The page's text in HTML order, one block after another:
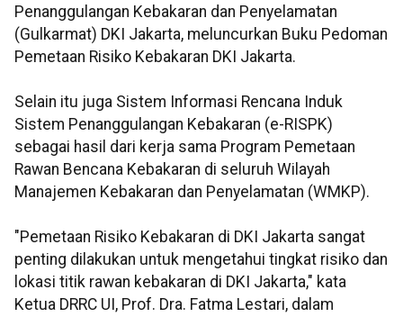
Penanggulangan Kebakaran dan Penyelamatan
(Gulkarmat) DKI Jakarta, meluncurkan Buku Pedoman
Pemetaan Risiko Kebakaran DKI Jakarta.
Selain itu juga Sistem Informasi Rencana Induk
Sistem Penanggulangan Kebakaran (e-RISPK)
sebagai hasil dari kerja sama Program Pemetaan
Rawan Bencana Kebakaran di seluruh Wilayah
Manajemen Kebakaran dan Penyelamatan (WMKP).
"Pemetaan Risiko Kebakaran di DKI Jakarta sangat
penting dilakukan untuk mengetahui tingkat risiko dan
lokasi titik rawan kebakaran di DKI Jakarta," kata
Ketua DRRC UI, Prof. Dra. Fatma Lestari, dalam